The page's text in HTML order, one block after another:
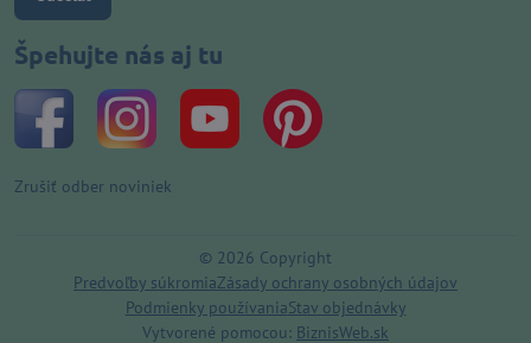
Špehujte nás aj tu
Zrušiť odber noviniek
© 2026 Copyright
Predvoľby súkromiaZásady ochrany osobných údajov
Podmienky používaniaStav objednávky
Vytvorené pomocou: BiznisWeb.sk